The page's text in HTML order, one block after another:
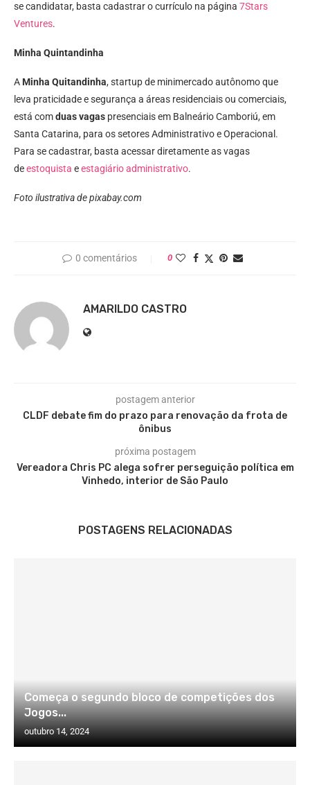
se candidatar, basta cadastrar o currículo na página 7Stars
Ventures.
Minha Quintandinha
A Minha Quitandinha, startup de minimercado autônomo que
leva praticidade e segurança a áreas residenciais ou comerciais,
está comduas vagas presenciais em Balneário Camboriú, em
Santa Catarina, para os setores Administrativo e Operacional.
Para se cadastrar, basta acessar diretamente as vagas
deestoquista eestagiário administrativo.
Foto ilustrativa de pixabay.com
0 comentários 0
AMARILDO CASTRO
postagem anterior
CLDF debate fim do prazo para renovação da frota de
ônibus
próxima postagem
Vereadora Chris PC alega sofrer perseguição política em
Vinhedo, interior de São Paulo
POSTAGENS RELACIONADAS
Começa o segundo bloco de competições dos
Jogos...
outubro 14, 2024